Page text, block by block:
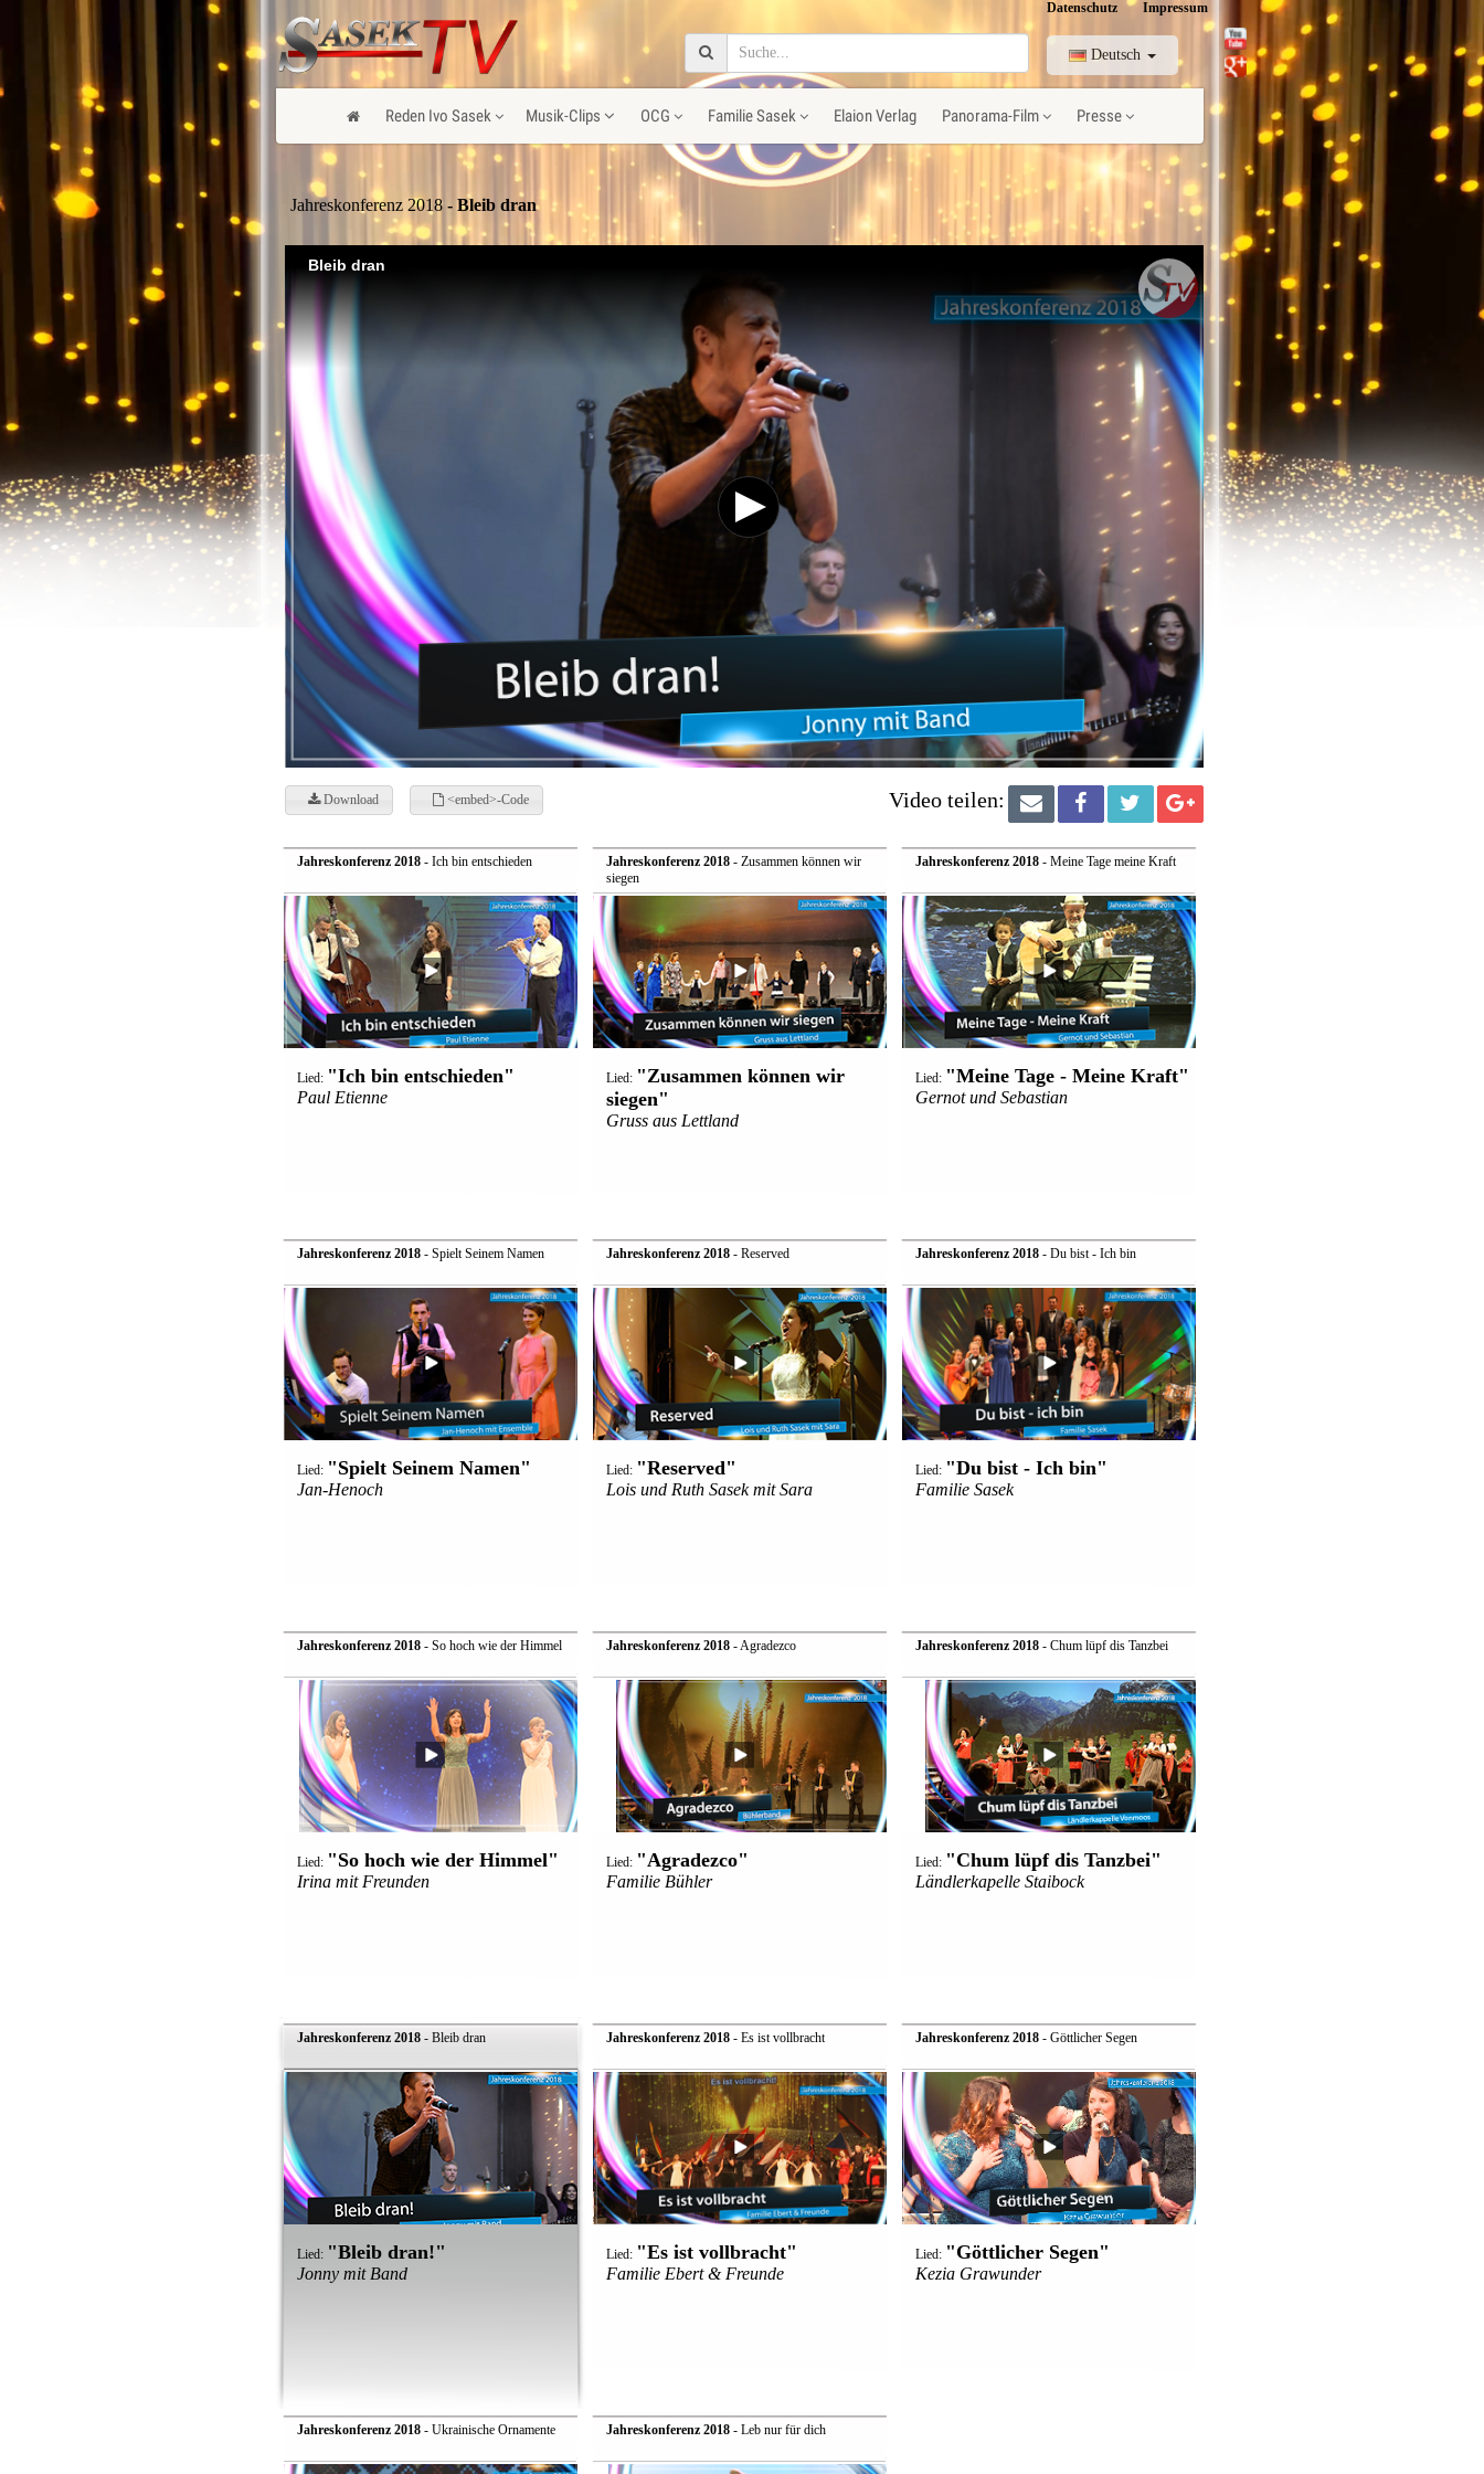
Datenschutz Impressum
Deutsch
Reden Ivo Sasek Musik-Clips OCG Familie Sasek Elaion Verlag Panorama-Film Presse
Jahreskonferenz 2018 - Bleib dran
Bleib dran
Download <embed>-Code Video teilen:
Jahreskonferenz 2018- Ich bin entschieden
Lied: "Ich bin entschieden"
Paul Etienne
Jahreskonferenz 2018- Zusammen können wir
siegen
Lied: "Zusammen können wir
siegen"
Gruss aus Lettland
Jahreskonferenz 2018- Meine Tage meine Kraft
Lied: "Meine Tage - Meine Kraft"
Gernot und Sebastian
Jahreskonferenz 2018- Spielt Seinem Namen
Lied: "Spielt Seinem Namen"
Jan-Henoch
Jahreskonferenz 2018- Reserved
Lied: "Reserved"
Lois und Ruth Sasek mit Sara
Jahreskonferenz 2018- Du bist - Ich bin
Lied: "Du bist - Ich bin"
Familie Sasek
Jahreskonferenz 2018- So hoch wie der Himmel
Lied: "So hoch wie der Himmel"
Irina mit Freunden
Jahreskonferenz 2018- Agradezco
Lied: "Agradezco"
Familie Bühler
Jahreskonferenz 2018- Chum lüpf dis Tanzbei
Lied: "Chum lüpf dis Tanzbei"
Ländlerkapelle Staibock
Jahreskonferenz 2018- Bleib dran
Lied: "Bleib dran!"
Jonny mit Band
Jahreskonferenz 2018- Es ist vollbracht
Lied: "Es ist vollbracht"
Familie Ebert & Freunde
Jahreskonferenz 2018- Göttlicher Segen
Lied: "Göttlicher Segen"
Kezia Grawunder
Jahreskonferenz 2018- Ukrainische Ornamente Jahreskonferenz 2018- Leb nur für dich